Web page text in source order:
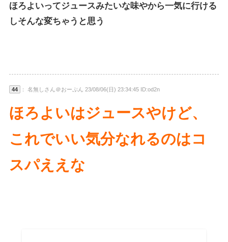
ほろよいってジュースみたいな味やから一気に行ける
しそんな変ちゃうと思う
44 ： 名無しさん＠おーぷん 23/08/06(日) 23:34:45 ID:od2n
ほろよいはジュースやけど、
これでいい気分なれるのはコ
スパええな